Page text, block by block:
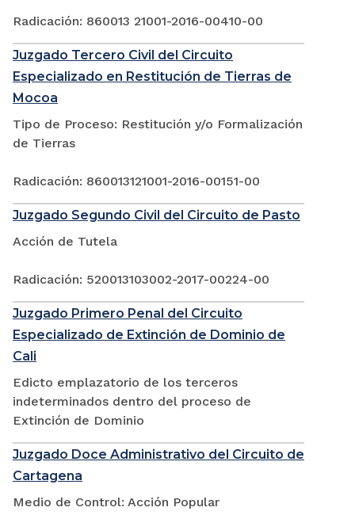
Radicación: 860013 21001-2016-00410-00
Juzgado Tercero Civil del Circuito
Especializado en Restitución de Tierras de
Mocoa
Tipo de Proceso: Restitución y/o Formalización
de Tierras
Radicación: 860013121001-2016-00151-00
Juzgado Segundo Civil del Circuito de Pasto
Acción de Tutela
Radicación: 520013103002-2017-00224-00
Juzgado Primero Penal del Circuito
Especializado de Extinción de Dominio de
Cali
Edicto emplazatorio de los terceros
indeterminados dentro del proceso de
Extinción de Dominio
Juzgado Doce Administrativo del Circuito de
Cartagena
Medio de Control: Acción Popular